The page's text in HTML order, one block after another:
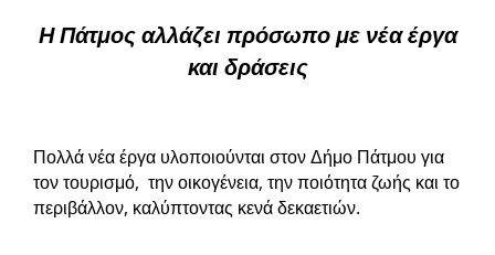
Η Πάτμος αλλάζει πρόσωπο με νέα έργα
και δράσεις
Πολλά νέα έργα υλοποιούνται στον Δήμο Πάτμου για
τον τουρισμό, την οικογένεια, την ποιότητα ζωής και το
περιβάλλον, καλύπτοντας κενά δεκαετιών.